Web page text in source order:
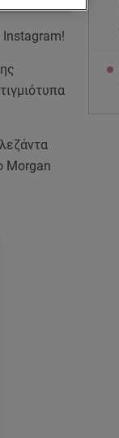
Instagram!
Morgan